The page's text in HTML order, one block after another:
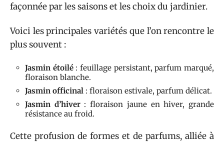
façonnée par les saisons et les choix du jardinier.
Voici les principales variétés que l’on rencontre le
plus souvent :
Jasmin étoilé: feuillage persistant, parfum marqué,
floraison blanche.
Jasmin officinal : floraison estivale, parfum délicat.
Jasmin d’hiver: floraison jaune en hiver, grande
résistance au froid.
Cette profusion de formes et de parfums, alliée à